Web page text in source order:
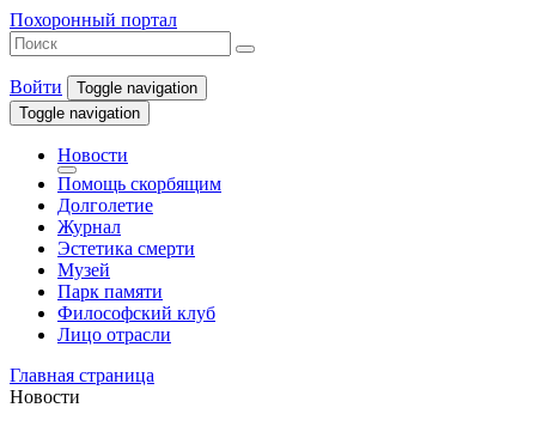
Похоронный портал
Войти
Toggle navigation
Toggle navigation
Новости
Помощь скорбящим
Долголетие
Журнал
Эстетика смерти
Музей
Парк памяти
Философский клуб
Лицо отрасли
Главная страница
Новости